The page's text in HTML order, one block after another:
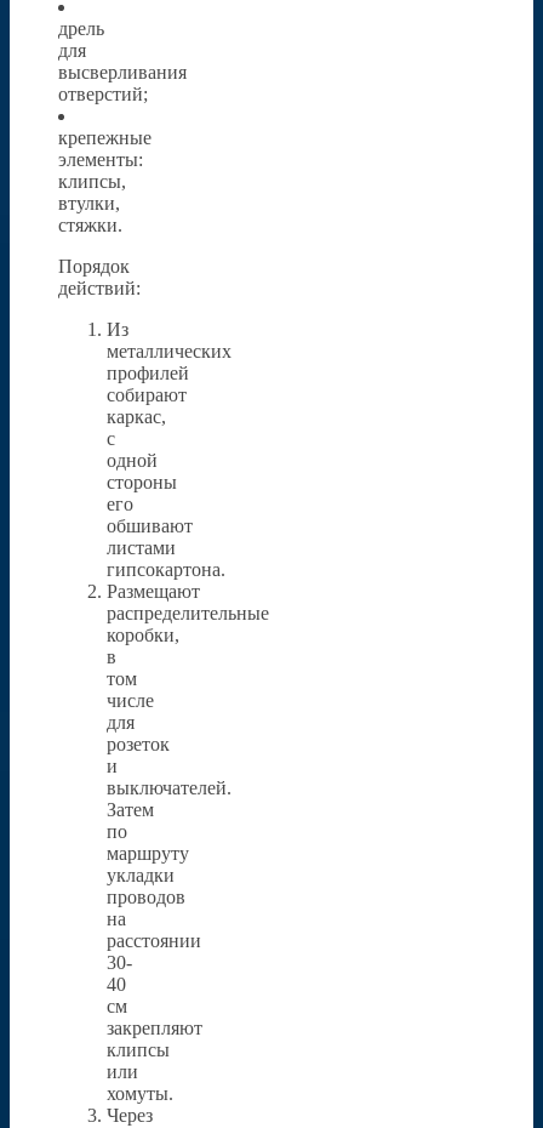
дрель
для
высверливания
отверстий;
крепежные
элементы:
клипсы,
втулки,
стяжки.
Порядок
действий:
Из
металлических
профилей
собирают
каркас,
с
одной
стороны
его
обшивают
листами
гипсокартона.
Размещают
распределительные
коробки,
в
том
числе
для
розеток
и
выключателей.
Затем
по
маршруту
укладки
проводов
на
расстоянии
30-
40
см
закрепляют
клипсы
или
хомуты.
Через